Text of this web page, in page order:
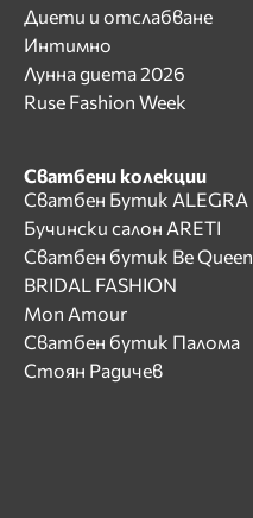
Диети и отслабване
Интимно
Лунна диета 2026
Ruse Fashion Week
Сватбени колекции
Сватбен Бутик ALEGRA
Бучински салон ARETI
Сватбен бутик Be Queen
BRIDAL FASHION
Mon Amour
Сватбен бутик Палома
Стоян Радичев